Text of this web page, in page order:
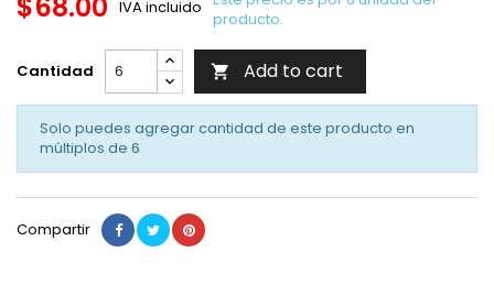
IVA incluido
producto.
Cantidad  Add to cart
Solo puedes agregar cantidad de este producto en
múltiplos de 6
Compartir